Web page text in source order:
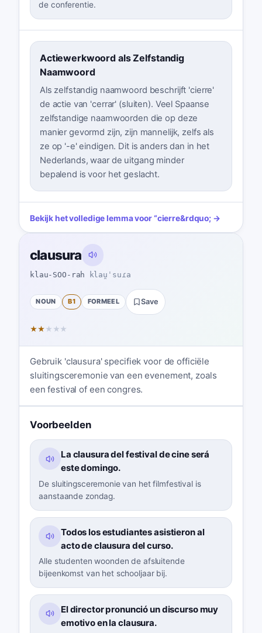
de conferentie.
Actiewerkwoord als Zelfstandig
Naamwoord
Als zelfstandig naamwoord beschrijft 'cierre'
de actie van 'cerrar' (sluiten). Veel Spaanse
zelfstandige naamwoorden die op deze
manier gevormd zijn, zijn mannelijk, zelfs als
ze op '-e' eindigen. Dit is anders dan in het
Nederlands, waar de uitgang minder
bepalend is voor het geslacht.
Bekijk het volledige lemma voor“cierre&rdquo; →
clausura
klau-SOO-rah klau̯ˈsuɾa
NOUN B1 FORMEEL Save
★★ ★ ★ ★
Gebruik 'clausura' specifiek voor de officiële
sluitingsceremonie van een evenement, zoals
een festival of een congres.
Voorbeelden
La clausura del festival de cine será
este domingo.
De sluitingsceremonie van het filmfestival is
aanstaande zondag.
Todos los estudiantes asistieron al
acto de clausura del curso.
Alle studenten woonden de afsluitende
bijeenkomst van het schooljaar bij.
El director pronunció un discurso muy
emotivo en la clausura.